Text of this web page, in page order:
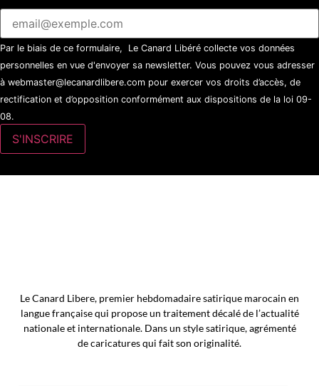
Par le biais de ce formulaire, Le Canard Libéré collecte vos données
personnelles en vue d'envoyer sa newsletter. Vous pouvez vous adresser
à webmaster@lecanardlibere.com pour exercer vos droits d’accès, de
rectification et d’opposition conformément aux dispositions de la loi 09-
08.
Le Canard Libere, premier hebdomadaire satirique marocain en
langue française qui propose un traitement décalé de l’actualité
nationale et internationale. Dans un style satirique, agrémenté
de caricatures qui fait son originalité.